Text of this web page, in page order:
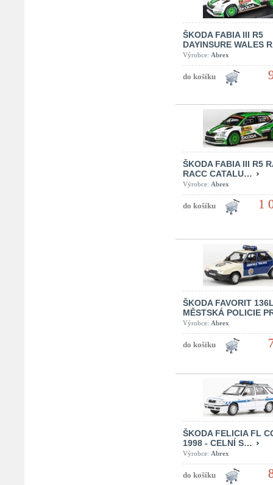
ŠKODA FABIA III R5
DAYINSURE WALES
Výrobce: Abrex
ŠKODA FABIA III R5
RACC CATALU…
Výrobce: Abrex
1
ŠKODA FAVORIT
MĚSTSKÁ POLICIE
Výrobce: Abrex
ŠKODA FELICIA FL
1998 - CELNÍ S…
Výrobce: Abrex